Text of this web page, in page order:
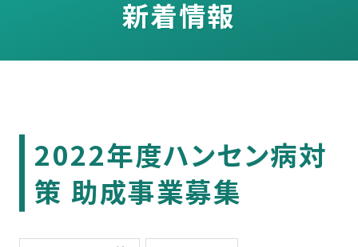
新着情報
2022年度ハンセン病対
策 助成事業募集